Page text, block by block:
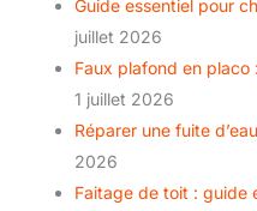
Guide essentiel pour
juillet 2026
Faux plafond en placo
1 juillet 2026
Réparer une fuite
2026
Faitage de toit : guide